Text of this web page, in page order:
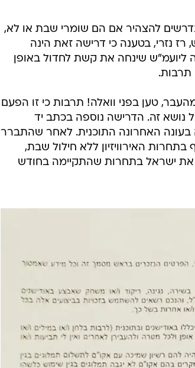
לתכנית "הכוכב הבא לאירוויזיון" של קשת 12 נדרשים להצהיר אם הם שומרי שבת או לא,
נזרי, בטענה כי דרישה זאת הינה
ליועמ"ש שינחה את קשת לחדול באופן
תרבות.
טען בפני וואלה! תרבות כי זו הפעם
נושא זה. הדרישה נוספה בכתב יד
האחרונה התוכנית. לאחר שהתברר
האירוויזיון ללא חילול שבת,
את ישראל בתחרות שהתקיימה בחודש